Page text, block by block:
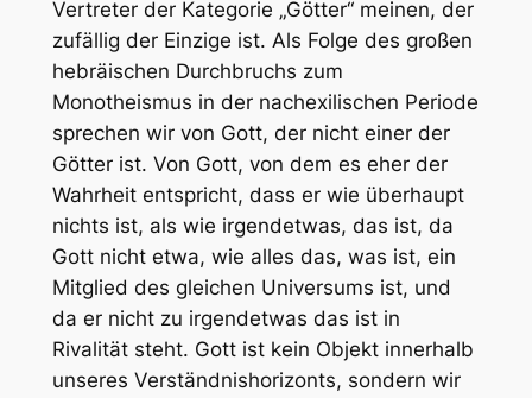
Vertreter der Kategorie „Götter“ meinen, der
zufällig der Einzige ist. Als Folge des großen
hebräischen Durchbruchs zum
Monotheismus in der nachexilischen Periode
sprechen wir von Gott, der nicht einer der
Götter ist. Von Gott, von dem es eher der
Wahrheit entspricht, dass er wie überhaupt
nichts ist, als wie irgendetwas, das ist, da
Gott nicht etwa, wie alles das, was ist, ein
Mitglied des gleichen Universums ist, und
da er nicht zu irgendetwas das ist in
Rivalität steht. Gott ist kein Objekt innerhalb
unseres Verständnishorizonts, sondern wir